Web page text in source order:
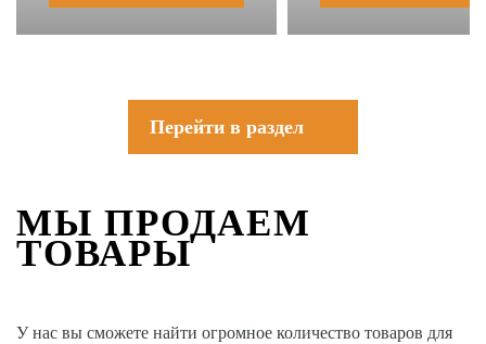
Перейти в раздел
МЫ ПРОДАЕМ
ТОВАРЫ
У нас вы сможете найти огромное количество товаров для